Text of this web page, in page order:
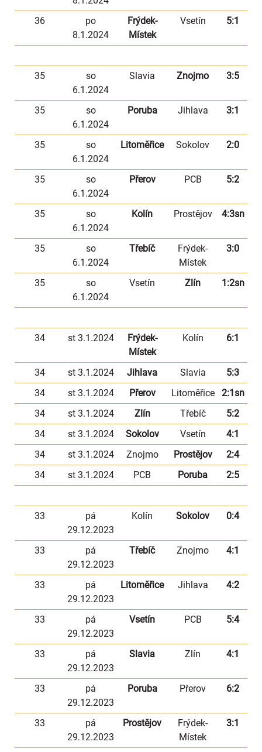
36
po
8.1.2024
Frýdek-
Místek
Vsetín 5:1
35
so
6.1.2024
Slavia Znojmo 3:5
35
so
6.1.2024
Poruba Jihlava 3:1
35
so
6.1.2024
Litoměřice Sokolov 2:0
35
so
6.1.2024
Přerov PCB 5:2
35
so
6.1.2024
Kolín Prostějov 4:3sn
35
so
6.1.2024
Třebíč
Frýdek-
Místek
3:0
35
so
6.1.2024
Vsetín Zlín 1:2sn
34 st 3.1.2024
Frýdek-
Místek
Kolín 6:1
34 st 3.1.2024 Jihlava Slavia
5:3
34
st 3.1.2024 Přerov Litoměřice
2:1sn
34
st 3.1.2024 Zlín Třebíč
5:2
34
st 3.1.2024 Sokolov Vsetín
4:1
34
st 3.1.2024 Znojmo Prostějov
2:4
34
st 3.1.2024 PCB Poruba 2:5
33
pá
29.12.2023
Kolín Sokolov 0:4
33
pá
29.12.2023
Třebíč Znojmo 4:1
33
pá
29.12.2023
Litoměřice Jihlava 4:2
33
pá
29.12.2023
Vsetín PCB 5:4
33
pá
29.12.2023
Slavia Zlín 4:1
33
pá
29.12.2023
Poruba Přerov 6:2
33
pá
29.12.2023
Prostějov
Frýdek-
Místek
3:1